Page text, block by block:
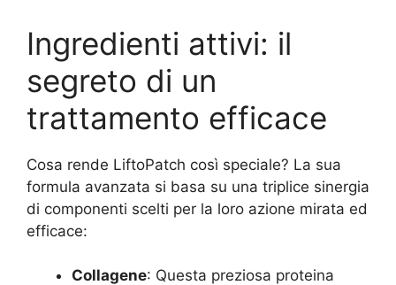
Ingredienti attivi: il
segreto di un
trattamento efficace
Cosa rende LiftoPatch così speciale? La sua
formula avanzata si basa su una triplice sinergia
di componenti scelti per la loro azione mirata ed
efficace:
Collagene: Questa preziosa proteina